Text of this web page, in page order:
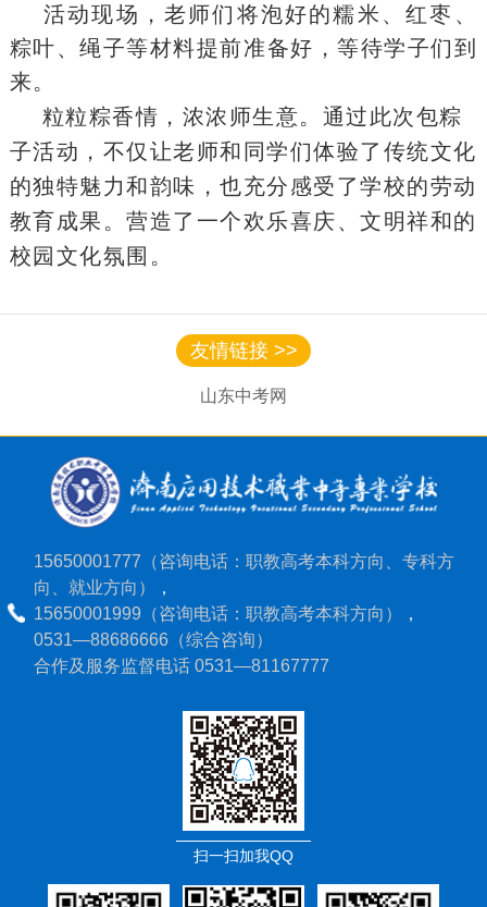
活动现场，老师们将泡好的糯米、红枣、
粽叶、绳子等材料提前准备好，等待学子们到
来。
粒粒粽香情，浓浓师生意。通过此次包粽
子活动，不仅让老师和同学们体验了传统文化
的独特魅力和韵味，也充分感受了学校的劳动
教育成果。营造了一个欢乐喜庆、文明祥和的
校园文化氛围。
友情链接 >>
山东中考网
15650001777（咨询电话：职教高考本科方向、专科方
向、就业方向）
15650001999（咨询电话：职教高考本科方向）
0531—88686666（综合咨询）
合作及服务监督电话 0531—81167777
扫一扫加我QQ